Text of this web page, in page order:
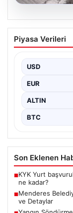
06.08.2026
Yangın
Uçak
Akdeniz
mücadele…
Piyasa Verileri
USD
EUR
ALTIN
BTC
Son Eklenen
■KYK Yurt
ne kadar?
■Menderes
ve Detaylar